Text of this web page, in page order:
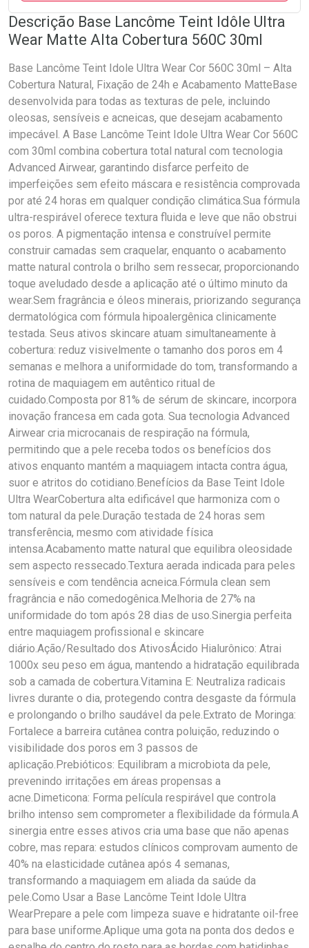
Descrição Base Lancôme Teint Idôle Ultra
Wear Matte Alta Cobertura 560C 30ml
Base Lancôme Teint Idole Ultra Wear Cor 560C 30ml – Alta
Cobertura Natural, Fixação de 24h e Acabamento MatteBase
desenvolvida para todas as texturas de pele, incluindo
oleosas, sensíveis e acneicas, que desejam acabamento
impecável. A Base Lancôme Teint Idole Ultra Wear Cor 560C
com 30ml combina cobertura total natural com tecnologia
Advanced Airwear, garantindo disfarce perfeito de
imperfeições sem efeito máscara e resistência comprovada
por até 24 horas em qualquer condição climática.Sua fórmula
ultra-respirável oferece textura fluida e leve que não obstrui
os poros. A pigmentação intensa e construível permite
construir camadas sem craquelar, enquanto o acabamento
matte natural controla o brilho sem ressecar, proporcionando
toque aveludado desde a aplicação até o último minuto da
wear.Sem fragrância e óleos minerais, priorizando segurança
dermatológica com fórmula hipoalergênica clinicamente
testada. Seus ativos skincare atuam simultaneamente à
cobertura: reduz visivelmente o tamanho dos poros em 4
semanas e melhora a uniformidade do tom, transformando a
rotina de maquiagem em autêntico ritual de
cuidado.Composta por 81% de sérum de skincare, incorpora
inovação francesa em cada gota. Sua tecnologia Advanced
Airwear cria microcanais de respiração na fórmula,
permitindo que a pele receba todos os benefícios dos
ativos enquanto mantém a maquiagem intacta contra água,
suor e atritos do cotidiano.Benefícios da Base Teint Idole
Ultra WearCobertura alta edificável que harmoniza com o
tom natural da pele.Duração testada de 24 horas sem
transferência, mesmo com atividade física
intensa.Acabamento matte natural que equilibra oleosidade
sem aspecto ressecado.Textura aerada indicada para peles
sensíveis e com tendência acneica.Fórmula clean sem
fragrância e não comedogênica.Melhoria de 27% na
uniformidade do tom após 28 dias de uso.Sinergia perfeita
entre maquiagem profissional e skincare
diário.Ação/Resultado dos AtivosÁcido Hialurônico: Atrai
1000x seu peso em água, mantendo a hidratação equilibrada
sob a camada de cobertura.Vitamina E: Neutraliza radicais
livres durante o dia, protegendo contra desgaste da fórmula
e prolongando o brilho saudável da pele.Extrato de Moringa:
Fortalece a barreira cutânea contra poluição, reduzindo o
visibilidade dos poros em 3 passos de
aplicação.Prebióticos: Equilibram a microbiota da pele,
prevenindo irritações em áreas propensas a
acne.Dimeticona: Forma película respirável que controla
brilho intenso sem comprometer a flexibilidade da fórmula.A
sinergia entre esses ativos cria uma base que não apenas
cobre, mas repara: estudos clínicos comprovam aumento de
40% na elasticidade cutânea após 4 semanas,
transformando a maquiagem em aliada da saúde da
pele.Como Usar a Base Lancôme Teint Idole Ultra
WearPrepare a pele com limpeza suave e hidratante oil-free
para base uniforme.Aplique uma gota na ponta dos dedos e